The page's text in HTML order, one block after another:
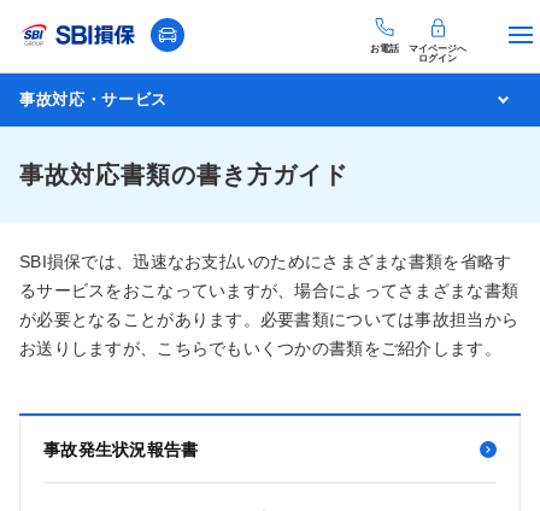
お電話
マイページへ
ログイン
事故対応・サービス
事故対応書類の書き方ガイド
SBI損保では、迅速なお支払いのためにさまざまな書類を省略す
るサービスをおこなっていますが、場合によってさまざまな書類
が必要となることがあります。必要書類については事故担当から
お送りしますが、こちらでもいくつかの書類をご紹介します。
事故発生状況報告書